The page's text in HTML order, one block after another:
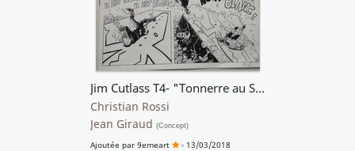
Jim Cutlass T4- "Tonnerre au Sud"
Christian Rossi
Jean Giraud (Concept)
Ajoutée par 9emeart
- 13/03/2018